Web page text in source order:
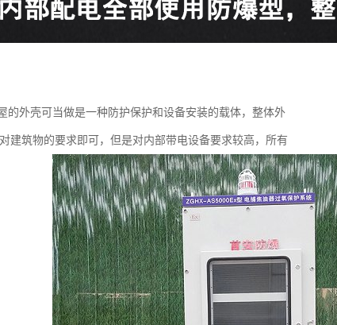
的外壳可当做是一种防护保护和设备安装的载体，整体外
建筑物的要求即可，但是对内部带电设备要求较高，所有